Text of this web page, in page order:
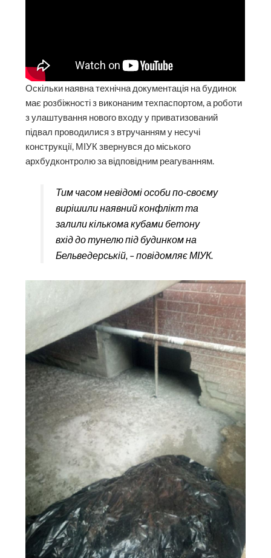
Оскільки наявна технічна документація на будинок
має розбіжності з виконаним техпаспортом, а роботи
з улаштування нового входу у приватизований
підвал проводилися з втручанням у несучі
конструкції, МІУК звернувся до міського
архбудконтролю за відповідним реагуванням.
Тим часом невідомі особи по-своєму
вирішили наявний конфлікт та
залили кількома кубами бетону
вхід до тунелю під будинком на
Бельведерській, – повідомляє МІУК.